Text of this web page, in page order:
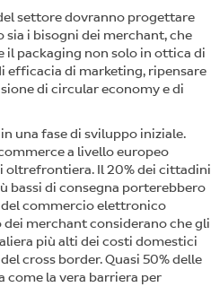
settore dovranno progettare
i bisogni dei merchant, che
packaging non solo in ottica di
efficacia di marketing, ripensare
di circular economy e di
una fase di sviluppo iniziale.
a livello europeo
oltrefrontiera. Il 20% dei cittadini
bassi di consegna porterebbero
commercio elettronico
merchant considerano che gli
più alti dei costi domestici
cross border. Quasi 50% delle
come la vera barriera per